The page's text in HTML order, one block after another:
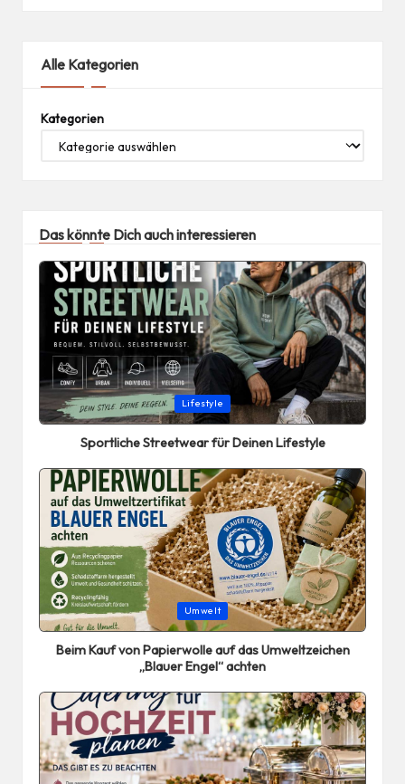
Alle Kategorien
Kategorien
Das könnte Dich auch interessieren
Posted
in
Lifestyle
Sportliche Streetwear für Deinen Lifestyle
Posted
in
Umwelt
Beim Kauf von Papierwolle auf das Umweltzeichen
„Blauer Engel“ achten